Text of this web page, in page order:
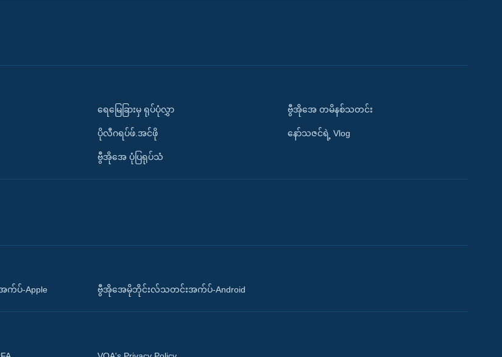
ရေမြေခြားမှ ရုပ်ပုံလွှာ
ပိုလီဂရပ်ဖ်.အင်ဖို
ဗွီအိုအေ ပုံပြရုပ်သံ
ဗွီအိုအေ တမိနစ်သတင်း
နော်သဇင်ရဲ့ Vlog
ပ်-Apple ဗွီအိုအေမိုဘိုင်းလ်သတင်းအက်ပ်-Android